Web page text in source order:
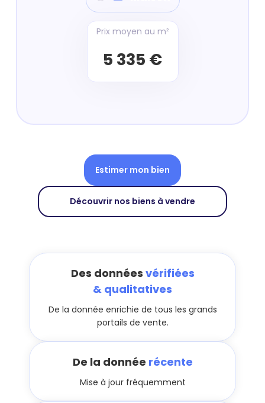
Prix moyen au m²
5 335 €
Estimer mon bien
Découvrir nos biens à vendre
Des données vérifiées
& qualitatives
De la donnée enrichie de tous les grands
portails de vente.
De la donnée récente
Mise à jour fréquemment